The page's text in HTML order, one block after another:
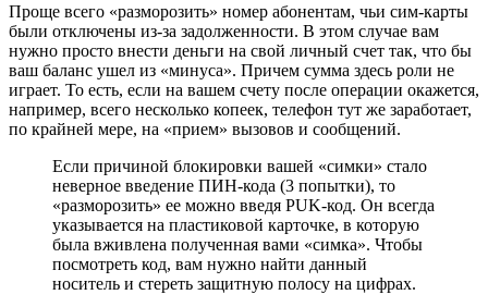
Проще всего «разморозить» номер абонентам, чьи сим-карты
были отключены из-за задолженности. В этом случае вам
нужно просто внести деньги на свой личный счет так, что бы
ваш баланс ушел из «минуса». Причем сумма здесь роли не
играет. То есть, если на вашем счету после операции окажется,
например, всего несколько копеек, телефон тут же заработает,
по крайней мере, на «прием» вызовов и сообщений.
Если причиной блокировки вашей «симки» стало
неверное введение ПИН-кода (3 попытки), то
«разморозить» ее можно введя PUK-код. Он всегда
указывается на пластиковой карточке, в которую
была вживлена полученная вами «симка». Чтобы
посмотреть код, вам нужно найти данный
носитель и стереть защитную полосу на цифрах.